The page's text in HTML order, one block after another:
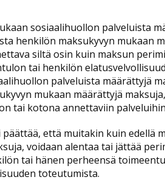
sosiaalihuollon palveluista
henkilön maksukyvyn mukaan
siltä osin kuin maksun
tai henkilön
palveluista määrättyjä
mukaan määrättyjä
tai kotona annettaviin
että muitakin kuin edellä
voidaan alentaa tai jättää
tai hänen perheensä
toteutumista.